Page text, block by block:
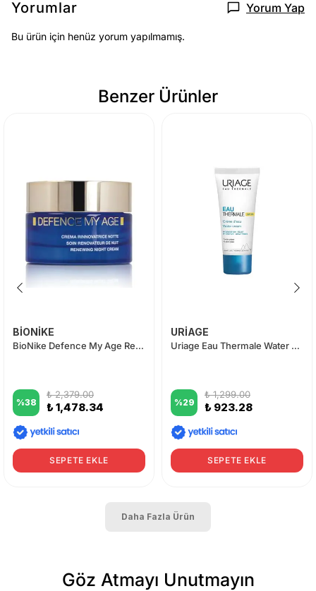
Yorumlar Yorum Yap
Bu ürün için henüz yorum yapılmamış.
Benzer Ürünler
BİONİKE
BioNike Defence My Age Renewing Night Cream 50 ml
%38
₺ 2,379.00
₺ 1,478.34
SEPETE EKLE
URİAGE
Uriage Eau Thermale Water Cream 40ml
%29
₺ 1,299.00
₺ 923.28
SEPETE EKLE
Daha Fazla Ürün
Göz Atmayı Unutmayın